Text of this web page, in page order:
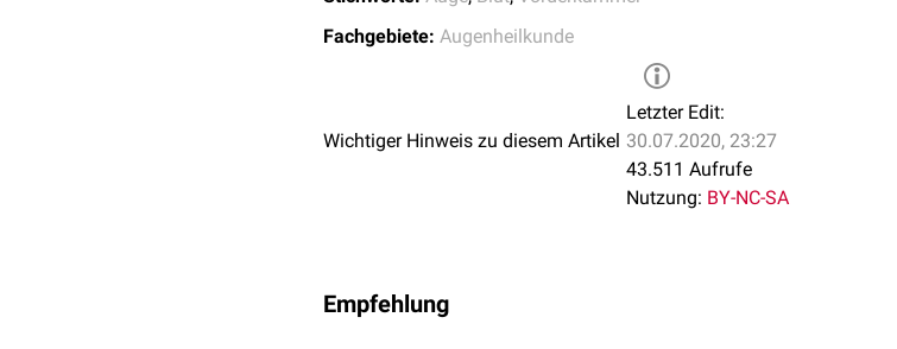
Fachgebiete: Augenheilkunde
Wichtiger Hinweis zu diesem Artikel
Letzter Edit:
30.07.2020, 23:27
43.511 Aufrufe
Nutzung: BY-NC-SA
Empfehlung